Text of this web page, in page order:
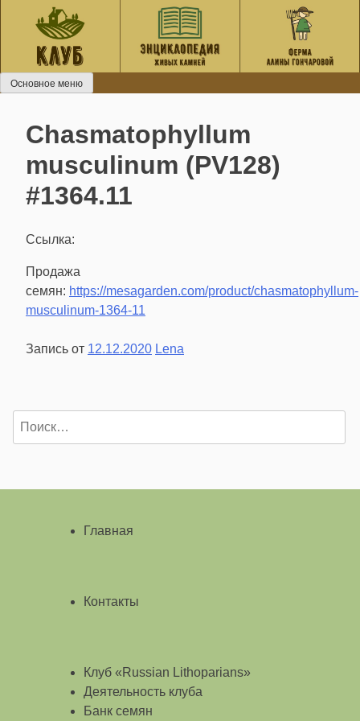
содержанию
Основное меню
Chasmatophyllum
musculinum (PV128)
#1364.11
Ссылка:
Продажа
семян: https://mesagarden.com/product/chasmatophyllum-
musculinum-1364-11
Запись от 12.12.2020 Lena
Найти:
Главная
Контакты
Клуб «Russian Lithoparians»
Деятельность клуба
Банк семян